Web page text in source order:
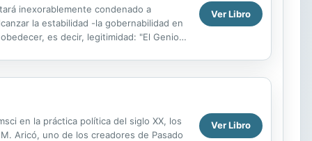
inexorablemente condenado a
la estabilidad -la gobernabilidad en
es decir, legitimidad: "El Genio
Ver Libro
en la práctica política del siglo XX, los
Aricó, uno de los creadores de Pasado
Ver Libro